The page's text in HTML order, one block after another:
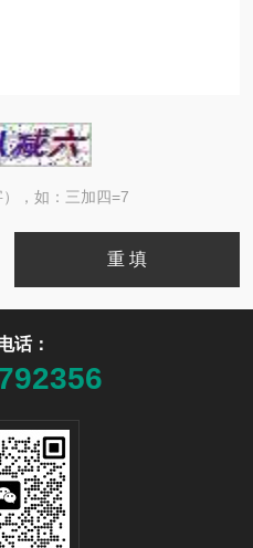
，如：三加四=7
话：